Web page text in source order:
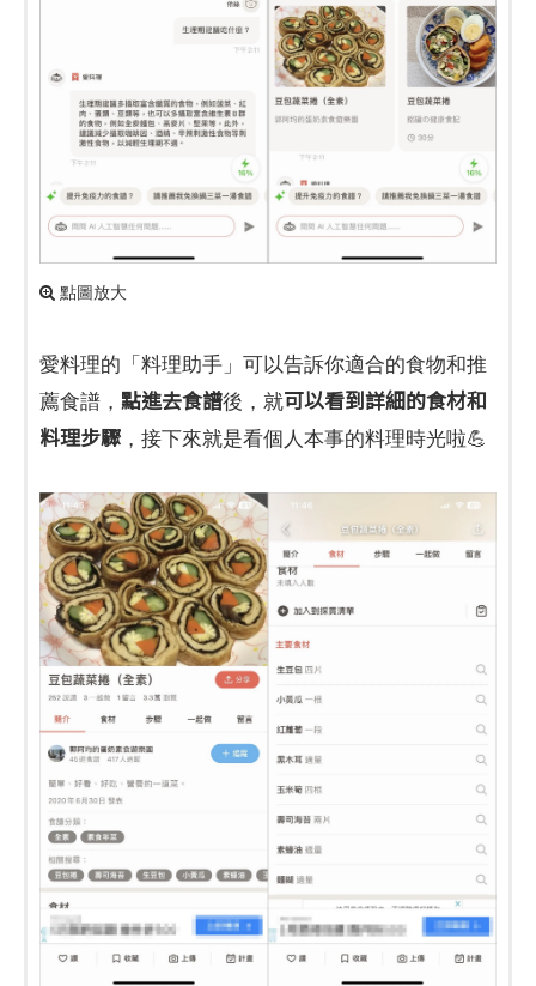
點圖放大
愛料理的「料理助手」可以告訴你適合的食物和推
薦食譜， 點進去食譜後，就可以看到詳細的食材和
料理步驟 ，接下來就是看個人本事的料理時光啦💪